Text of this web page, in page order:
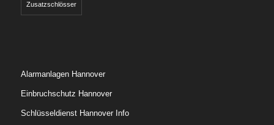
Zusatzschlösser
Alarmanlagen Hannover
Einbruchschutz Hannover
Schlüsseldienst Hannover Info